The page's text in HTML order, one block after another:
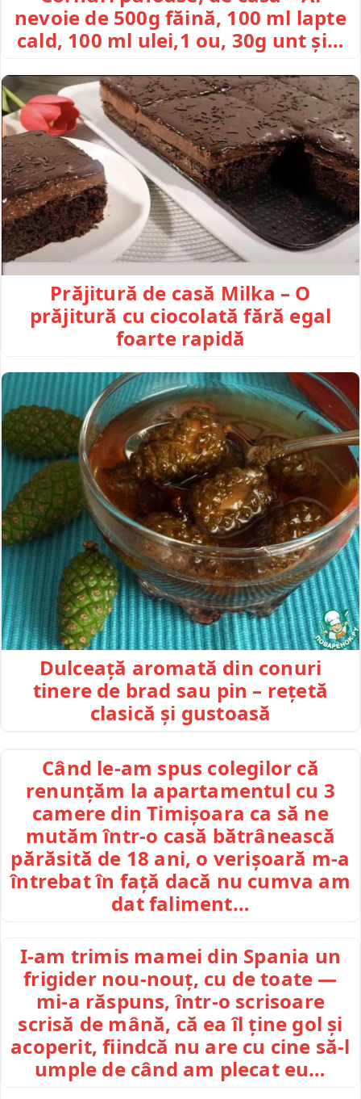
nevoie de 500g făină, 100 ml lapte
cald, 100 ml ulei,1 ou, 30g unt și…
Prăjitură de casă Milka – O
prăjitură cu ciocolată fără egal
foarte rapidă
Dulceață aromată din conuri
tinere de brad sau pin – rețetă
clasică și gustoasă
Când le-am spus colegilor că
renunțăm la apartamentul cu 3
camere din Timișoara ca să ne
mutăm într-o casă bătrânească
părăsită de 18 ani, o verișoară m-a
întrebat în față dacă nu cumva am
dat faliment…
I-am trimis mamei din Spania un
frigider nou-nouț, cu de toate —
mi-a răspuns, într-o scrisoare
scrisă de mână, că ea îl ține gol și
acoperit, fiindcă nu are cu cine să-l
umple de când am plecat eu…